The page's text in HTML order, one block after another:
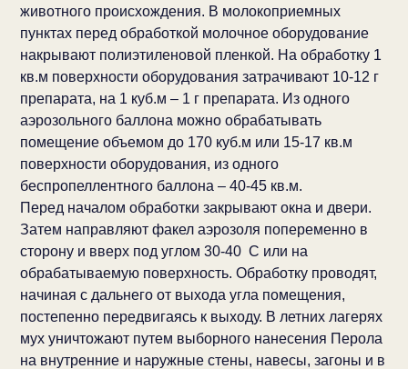
животного происхождения. В молокоприемных
пунктах перед обработкой молочное оборудование
накрывают полиэтиленовой пленкой. На обработку 1
кв.м поверхности оборудования затрачивают 10-12 г
препарата, на 1 куб.м – 1 г препарата. Из одного
аэрозольного баллона можно обрабатывать
помещение объемом до 170 куб.м или 15-17 кв.м
поверхности оборудования, из одного
беспропеллентного баллона – 40-45 кв.м.
Перед началом обработки закрывают окна и двери.
Затем направляют факел аэрозоля попеременно в
сторону и вверх под углом 30-40 С или на
обрабатываемую поверхность. Обработку проводят,
начиная с дальнего от выхода угла помещения,
постепенно передвигаясь к выходу. В летних лагерях
мух уничтожают путем выборного нанесения Перола
на внутренние и наружные стены, навесы, загоны и в